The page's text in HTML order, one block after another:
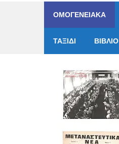
ΟΜΟΓΕΝΕΙΑΚΑ
ΤΑΞΙΔΙ ΒΙΒΛΙΟ